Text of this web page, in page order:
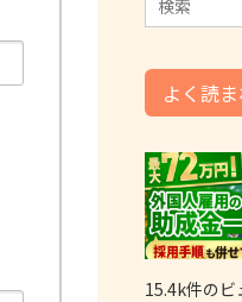
よく読
15.4k件のビ